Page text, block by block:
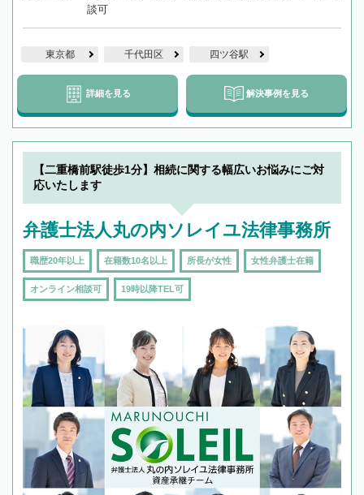
談可
東京都 千代田区 四ツ谷駅
詳細を見る 解決事例を見る
【二重橋前駅徒歩1分】相続に関する幅広いお悩みにご対
応いたします
弁護士法人丸の内ソレイユ法律事務所
職歴20年以上 在籍数10名以上 所長が女性 女性弁護士在籍
オンライン相談可 19時以降TEL可